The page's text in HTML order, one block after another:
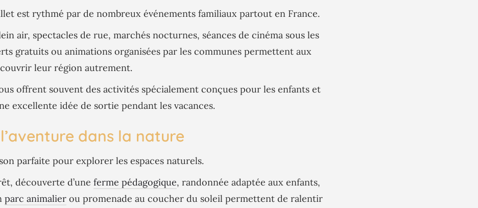
est rythmé par de nombreux événements familiaux partout en France.
air, spectacles de rue, marchés nocturnes, séances de cinéma sous les
gratuits ou animations organisées par les communes permettent aux
leur région autrement.
offrent souvent des activités spécialement conçues pour les enfants et
excellente idée de sortie pendant les vacances.
dans la nature
parfaite pour explorer les espaces naturels.
découverte d’une ferme pédagogique, randonnée adaptée aux enfants,
parc animalier ou promenade au coucher du soleil permettent de ralentir